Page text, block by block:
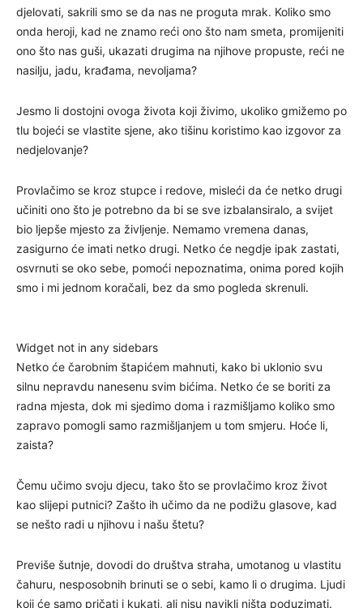
djelovati, sakrili smo se da nas ne proguta mrak. Koliko smo
onda heroji, kad ne znamo reći ono što nam smeta, promijeniti
ono što nas guši, ukazati drugima na njihove propuste, reći ne
nasilju, jadu, krađama, nevoljama?
Jesmo li dostojni ovoga života koji živimo, ukoliko gmižemo po
tlu bojeći se vlastite sjene, ako tišinu koristimo kao izgovor za
nedjelovanje?
Provlačimo se kroz stupce i redove, misleći da će netko drugi
učiniti ono što je potrebno da bi se sve izbalansiralo, a svijet
bio ljepše mjesto za življenje. Nemamo vremena danas,
zasigurno će imati netko drugi. Netko će negdje ipak zastati,
osvrnuti se oko sebe, pomoći nepoznatima, onima pored kojih
smo i mi jednom koračali, bez da smo pogleda skrenuli.
Widget not in any sidebars
Netko će čarobnim štapićem mahnuti, kako bi uklonio svu
silnu nepravdu nanesenu svim bićima. Netko će se boriti za
radna mjesta, dok mi sjedimo doma i razmišljamo koliko smo
zapravo pomogli samo razmišljanjem u tom smjeru. Hoće li,
zaista?
Čemu učimo svoju djecu, tako što se provlačimo kroz život
kao slijepi putnici? Zašto ih učimo da ne podižu glasove, kad
se nešto radi u njihovu i našu štetu?
Previše šutnje, dovodi do društva straha, umotanog u vlastitu
čahuru, nesposobnih brinuti se o sebi, kamo li o drugima. Ljudi
koji će samo pričati i kukati, ali nisu navikli ništa poduzimati.